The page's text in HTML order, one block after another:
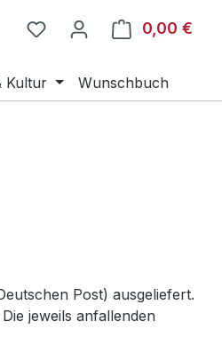
0,00 €
Kultur Wunschbuch
Post) ausgeliefert.
Die jeweils anfallenden